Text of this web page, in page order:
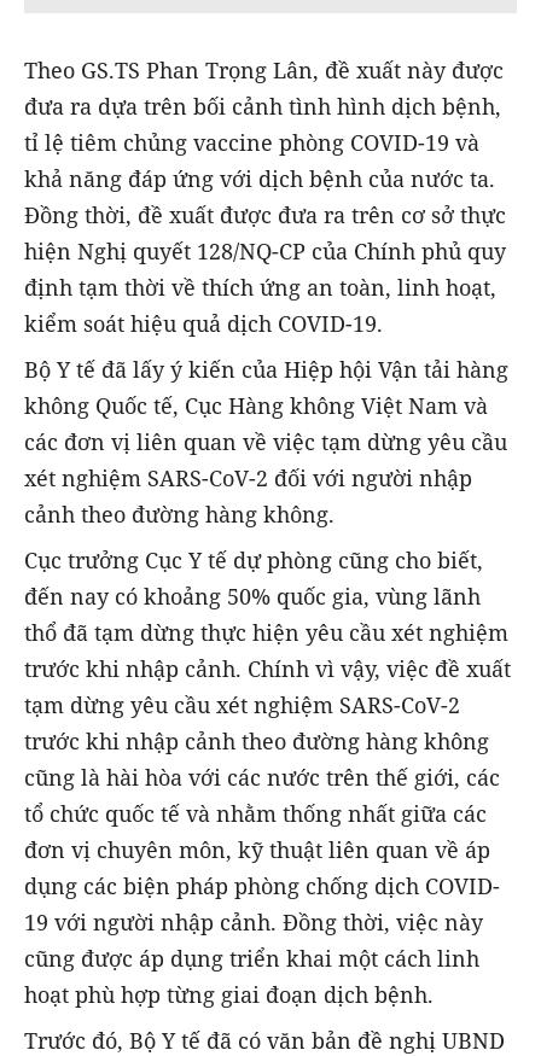
Theo GS.TS Phan Trọng Lân, đề xuất này được
đưa ra dựa trên bối cảnh tình hình dịch bệnh,
tỉ lệ tiêm chủng vaccine phòng COVID-19 và
khả năng đáp ứng với dịch bệnh của nước ta.
Đồng thời, đề xuất được đưa ra trên cơ sở thực
hiện Nghị quyết 128/NQ-CP của Chính phủ quy
định tạm thời về thích ứng an toàn, linh hoạt,
kiểm soát hiệu quả dịch COVID-19.
Bộ Y tế đã lấy ý kiến của Hiệp hội Vận tải hàng
không Quốc tế, Cục Hàng không Việt Nam và
các đơn vị liên quan về việc tạm dừng yêu cầu
xét nghiệm SARS-CoV-2 đối với người nhập
cảnh theo đường hàng không.
Cục trưởng Cục Y tế dự phòng cũng cho biết,
đến nay có khoảng 50% quốc gia, vùng lãnh
thổ đã tạm dừng thực hiện yêu cầu xét nghiệm
trước khi nhập cảnh. Chính vì vậy, việc đề xuất
tạm dừng yêu cầu xét nghiệm SARS-CoV-2
trước khi nhập cảnh theo đường hàng không
cũng là hài hòa với các nước trên thế giới, các
tổ chức quốc tế và nhằm thống nhất giữa các
đơn vị chuyên môn, kỹ thuật liên quan về áp
dụng các biện pháp phòng chống dịch COVID-
19 với người nhập cảnh. Đồng thời, việc này
cũng được áp dụng triển khai một cách linh
hoạt phù hợp từng giai đoạn dịch bệnh.
Trước đó, Bộ Y tế đã có văn bản đề nghị UBND